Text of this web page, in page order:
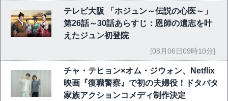
テレビ大阪 「ホジュン～伝説の心医～」
第26話～30話あらすじ：恩師の遺志を叶
えたジュン初登院
[08月06日09時10分]
チャ・テヒョン×オム・ジウォン、Netflix
映画『復職警察』で初の夫婦役！ドタバタ
家族アクションコメディ制作決定